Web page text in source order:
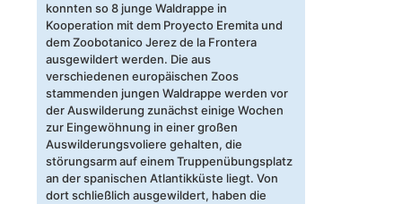
konnten so 8 junge Waldrappe in
Kooperation mit dem Proyecto Eremita und
dem Zoobotanico Jerez de la Frontera
ausgewildert werden. Die aus
verschiedenen europäischen Zoos
stammenden jungen Waldrappe werden vor
der Auswilderung zunächst einige Wochen
zur Eingewöhnung in einer großen
Auswilderungsvoliere gehalten, die
störungsarm auf einem Truppenübungsplatz
an der spanischen Atlantikküste liegt. Von
dort schließlich ausgewildert, haben die